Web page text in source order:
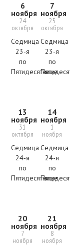
6
ноября
24
октября
Седмица
23-я
по
Пятидесятнице.
7
ноября
25
октября
Седмица
23-я
по
13
ноября
31
октября
Седмица
24-я
по
Пятидесятнице.
14
ноября
1
ноября
Седмица
24-я
по
20
ноября
7
ноября
21
ноября
8
ноября